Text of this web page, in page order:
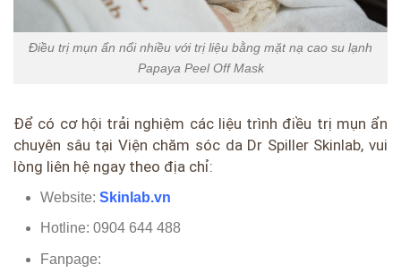
Điều trị mụn ẩn nổi nhiều với trị liệu bằng mặt nạ cao su lạnh
Papaya Peel Off Mask
Để có cơ hội trải nghiệm các liệu trình điều trị mụn ẩn
chuyên sâu tại Viện chăm sóc da Dr Spiller Skinlab, vui
lòng liên hệ ngay theo địa chỉ:
Website: Skinlab.vn
Hotline: 0904 644 488
Fanpage: